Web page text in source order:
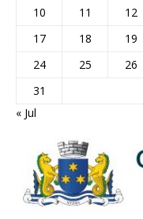
10
11 12
17
18 19
24
25 26
31
« Jul